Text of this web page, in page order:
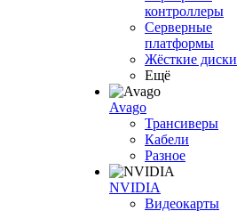
контроллеры
Серверные
платформы
Жёсткие диски
Ещё
Avago
Трансиверы
Кабели
Разное
NVIDIA
Видеокарты